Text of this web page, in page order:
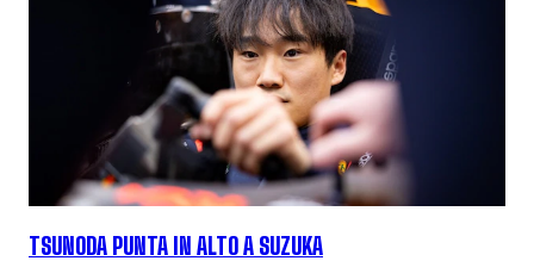
TSUNODA PUNTA IN ALTO A SUZUKA